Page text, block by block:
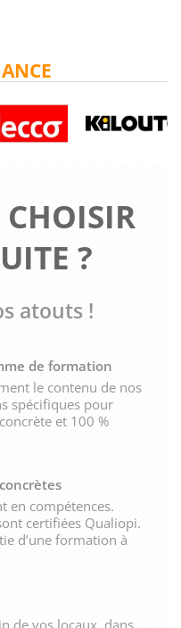
?
atouts !
de formation
le contenu de nos
spécifiques pour
et 100 %
en compétences.
certifiées Qualiopi.
d’une formation à
de vos locaux, dans